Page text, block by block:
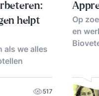
helpt
als we alles
517
Op
en